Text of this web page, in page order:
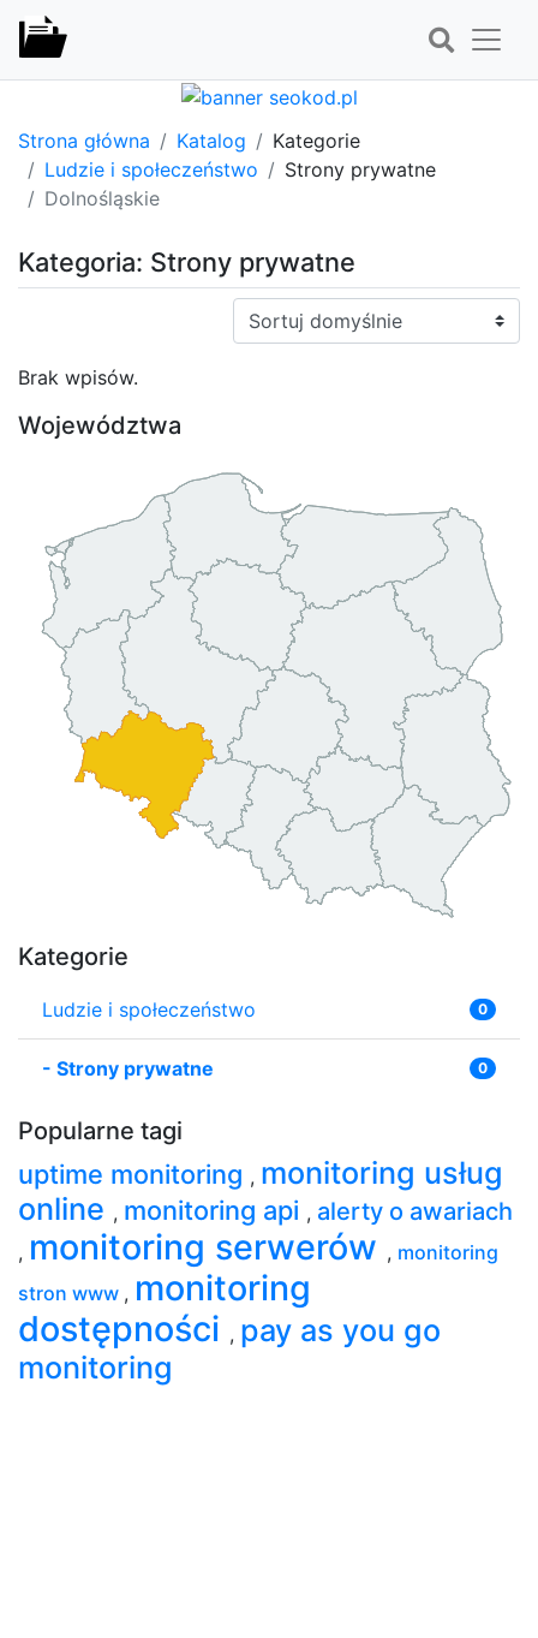
Strona główna Katalog
Kategorie
Ludzie i społeczeństwo
Strony prywatne
Dolnośląskie
Kategoria: Strony prywatne
Sortuj:
Brak wpisów.
Województwa
Kategorie
Ludzie i społeczeństwo 0
- Strony prywatne 0
Popularne tagi
uptime monitoring , monitoring usług
online , monitoring api , alerty o awariach
, monitoring serwerów , monitoring
stron www , monitoring
dostępności , pay as you go
monitoring